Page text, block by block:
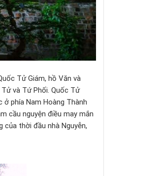
Tử Giám, hồ Văn và
và Tứ Phối. Quốc Tử
phía Nam Hoàng Thành
cầu nguyện điều may mắn
thời đầu nhà Nguyễn,